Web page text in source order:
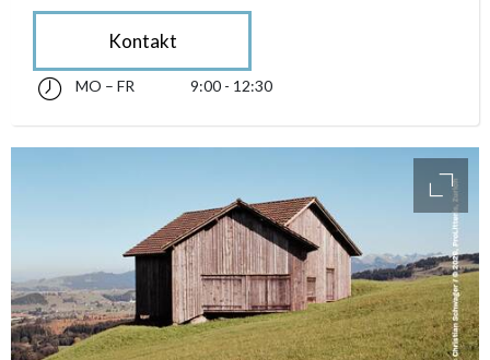
Kontakt
accessibility.sr-only.opening_hours
Montag bis Freitag 09:00 - 12:30
MO – FR 9:00 - 12:30